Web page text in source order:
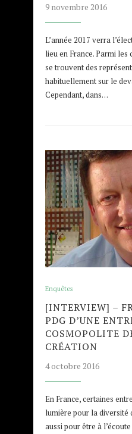
9 novembre 2016
L’année 2017 verra
lieu en France. Parmi les
se trouvent des
habituellement sur le
Cependant, dans…
Enquêtes
[INTERVIEW] –
PDG D’UNE
COSMOPOLITE
CRÉATION
4 octobre 2016
En France, certaines
lumière pour la diversité
aussi pour être à